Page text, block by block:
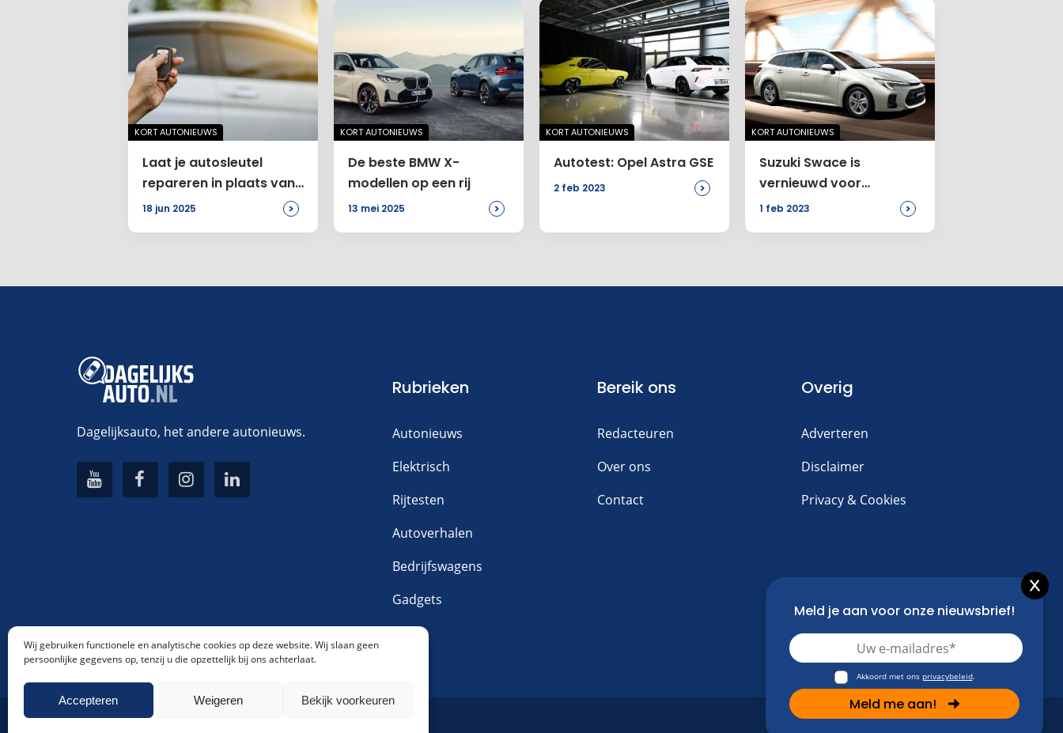
Wij gebruiken functionele en analytische cookies op deze website. Wij slaan geen
persoonlijke gegevens op, tenzij u die opzettelijk bij ons achterlaat.
Accepteren Weigeren Bekijk voorkeuren
KORT AUTONIEUWS
Laat je autosleutel
repareren in plaats van
vervangen
18 jun 2025 >
KORT AUTONIEUWS
De beste BMW X-
modellen op een rij
13 mei 2025 >
KORT AUTONIEUWS
Autotest: Opel Astra GSE
2 feb 2023 >
KORT AUTONIEUWS
Suzuki Swace is
vernieuwd voor
modeljaar
1 feb 2023 >
Dagelijksauto, het andere autonieuws.
Rubrieken
Autonieuws
Elektrisch
Rijtesten
Autoverhalen
Bedrijfswagens
Gadgets
Bereik ons
Redacteuren
Over ons
Contact
Overig
Adverteren
Disclaimer
Privacy & Cookies
Meld je aan voor onze nieuwsbrief!
Akkoord met ons privacybeleid.
Meld me aan!